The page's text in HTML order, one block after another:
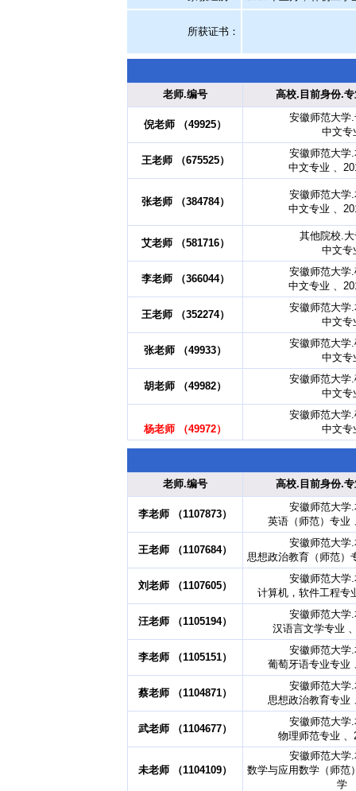
所获证书 ：
老师.编号 高校.目前身份.
倪老师 （49925）
安徽师范大学
中文专
王老师 （675525）
安徽师范大学
中文专业 、
张老师 （384784）
安徽师范大学
中文专业 、
艾老师 （581716）
其他院校.
中文专
李老师 （366044）
安徽师范大学
中文专业 、
王老师 （352274）
安徽师范大学
中文专
张老师 （49933）
安徽师范大学
中文专
胡老师 （49982）
安徽师范大学
中文专
杨老师 （49972）
安徽师范大学
中文专
老师.编号 高校.目前身份.
李老师 （1107873）
安徽师范大学
英语（师范）专业
王老师 （1107684）
安徽师范大学
思想政治教育（师范）
刘老师 （1107605）
安徽师范大学
计算机，软件工程专
汪老师 （1105194）
安徽师范大学
汉语言文学专业
李老师 （1105151）
安徽师范大学
葡萄牙语专业专业
蔡老师 （1104871）
安徽师范大学
思想政治教育专业
武老师 （1104677）
安徽师范大学
物理师范专业 、
未老师 （1104109）
安徽师范大学
数学与应用数学（师范
学